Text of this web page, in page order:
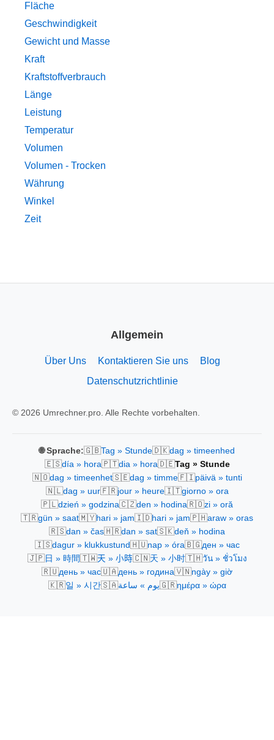
Fläche
Geschwindigkeit
Gewicht und Masse
Kraft
Kraftstoffverbrauch
Länge
Leistung
Temperatur
Volumen
Volumen - Trocken
Währung
Winkel
Zeit
Allgemein
Über Uns Kontaktieren Sie uns
Blog
Datenschutzrichtlinie
© 2026 Umrechner.pro. Alle Rechte vorbehalten.
🌐 Sprache:🇬🇧Tag » Stunde🇩🇰dag » timeenhed
🇪🇸día » hora🇵🇹dia » hora🇩🇪Tag » Stunde
🇳🇴dag » timeenhet🇸🇪dag » timme🇫🇮päivä » tunti
🇳🇱dag » uur🇫🇷jour » heure🇮🇹giorno » ora
🇵🇱dzień » godzina🇨🇿den » hodina🇷🇴zi » oră
🇹🇷gün » saat🇲🇾hari » jam🇮🇩hari » jam🇵🇭araw » oras
🇷🇸dan » čas🇭🇷dan » sat🇸🇰deň » hodina
🇮🇸dagur » klukkustund🇭🇺nap » óra🇧🇬ден » час
🇯🇵日 » 時間🇹🇼天 » 小時🇨🇳天 » 小时🇹🇭วัน » ชั่วโมง
🇷🇺день » час🇺🇦день » година🇻🇳ngày » giờ
🇰🇷일 » 시간🇸🇦يوم » ساعة🇬🇷ημέρα » ώρα